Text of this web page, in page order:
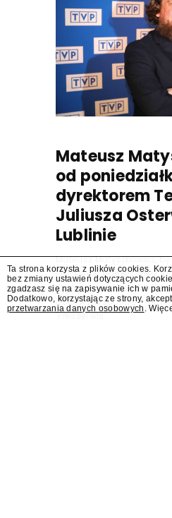
Mateusz
od
dyrektorem
Juliusza
Lublinie
Mateusz Matyszkowicz,
Polskiej, w poniedziałek
stanowisko dyrektora
Osterwy w Lublinie –
"Presserwis".
Ta strona korzysta z plików cookies.
bez zmiany ustawień dotyczących
zgadzasz się na zapisywanie ich w
Dodatkowo, korzystając ze strony,
przetwarzania danych osobowych .